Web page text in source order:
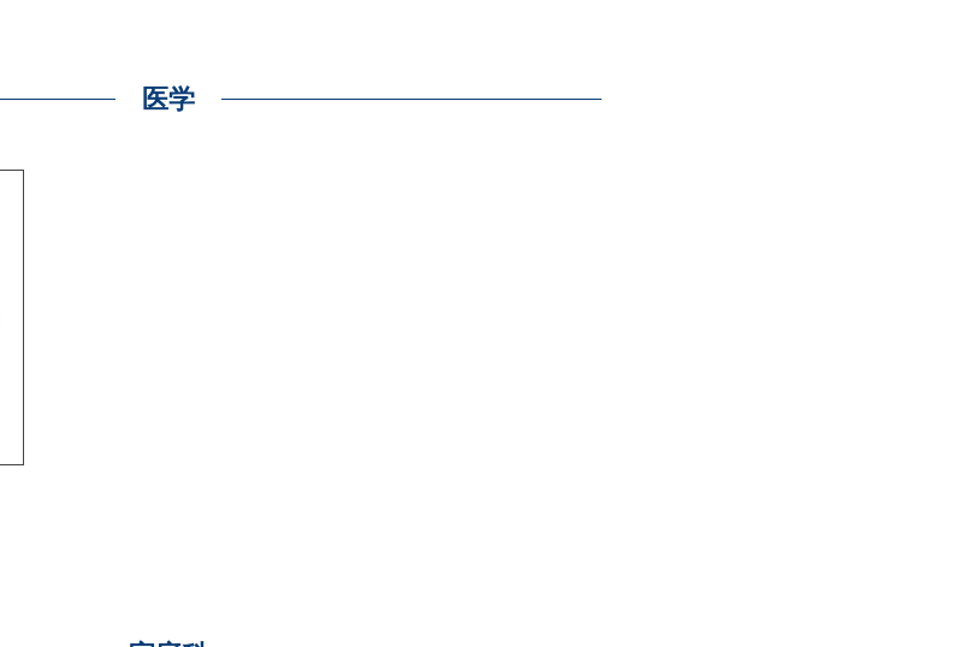
医学